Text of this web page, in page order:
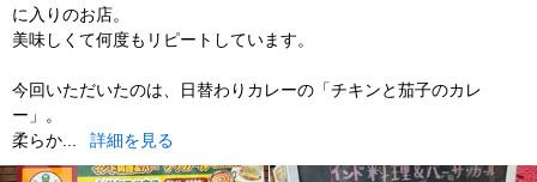
に入りのお店。
美味しくて何度もリピートしています。
今回いただいたのは、日替わりカレーの「チキンと茄子のカレ
ー」。
柔らか...
詳細を見る